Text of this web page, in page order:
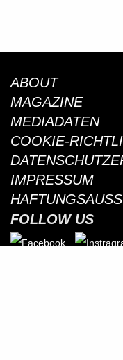
ABOUT
MAGAZINE
MEDIADATEN
COOKIE-
IMPRESSUM
FOLLOW US